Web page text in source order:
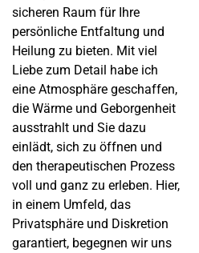
sicheren Raum für Ihre
persönliche Entfaltung und
Heilung zu bieten. Mit viel
Liebe zum Detail habe ich
eine Atmosphäre geschaffen,
die Wärme und Geborgenheit
ausstrahlt und Sie dazu
einlädt, sich zu öffnen und
den therapeutischen Prozess
voll und ganz zu erleben. Hier,
in einem Umfeld, das
Privatsphäre und Diskretion
garantiert, begegnen wir uns